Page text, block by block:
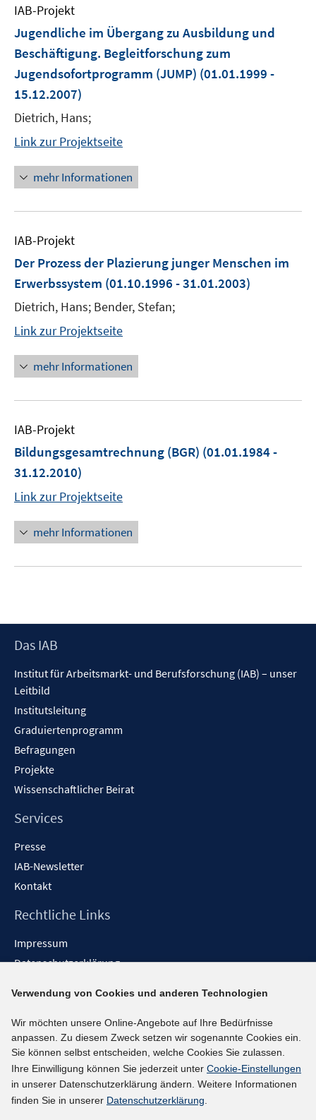
IAB-Projekt
Jugendliche im Übergang zu Ausbildung und
Beschäftigung. Begleitforschung zum
Jugendsofortprogramm (JUMP) (01.01.1999 -
15.12.2007)
Dietrich, Hans;
Link zur Projektseite
mehr Informationen
IAB-Projekt
Der Prozess der Plazierung junger Menschen im
Erwerbssystem (01.10.1996 - 31.01.2003)
Dietrich, Hans; Bender, Stefan;
Link zur Projektseite
mehr Informationen
IAB-Projekt
Bildungsgesamtrechnung (BGR) (01.01.1984 -
31.12.2010)
Link zur Projektseite
mehr Informationen
Footer
Das IAB
Institut für Arbeitsmarkt- und Berufsforschung (IAB) – unser
Leitbild
Institutsleitung
Graduiertenprogramm
Befragungen
Projekte
Wissenschaftlicher Beirat
Services
Presse
IAB-Newsletter
Kontakt
Rechtliche Links
Impressum
Datenschutzerklärung
Barrieren melden
Social-Media-Kanäle
BlueSky
YouTube
LinkedIn
Verwendung von Cookies und anderen Technologien
Wir möchten unsere Online-Angebote auf Ihre Bedürfnisse
anpassen. Zu diesem Zweck setzen wir sogenannte Cookies ein.
Sie können selbst entscheiden, welche Cookies Sie zulassen.
Ihre Einwilligung können Sie jederzeit unter Cookie-Einstellungen
in unserer Datenschutzerklärung ändern. Weitere Informationen
finden Sie in unserer Datenschutzerklärung.